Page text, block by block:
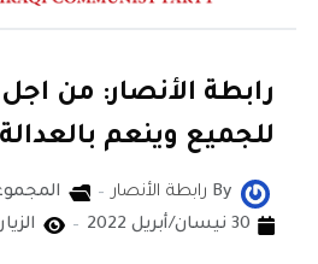
رابطة الأنصار: من
للجميع وينعم
By رابطة الأنصار
30 نيسان/أبريل 2022